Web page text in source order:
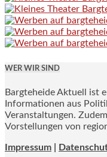
WER WIR SIND
Bargteheide Aktuell ist
Informationen aus
Veranstaltungen.
Vorstellungen von
Impressum